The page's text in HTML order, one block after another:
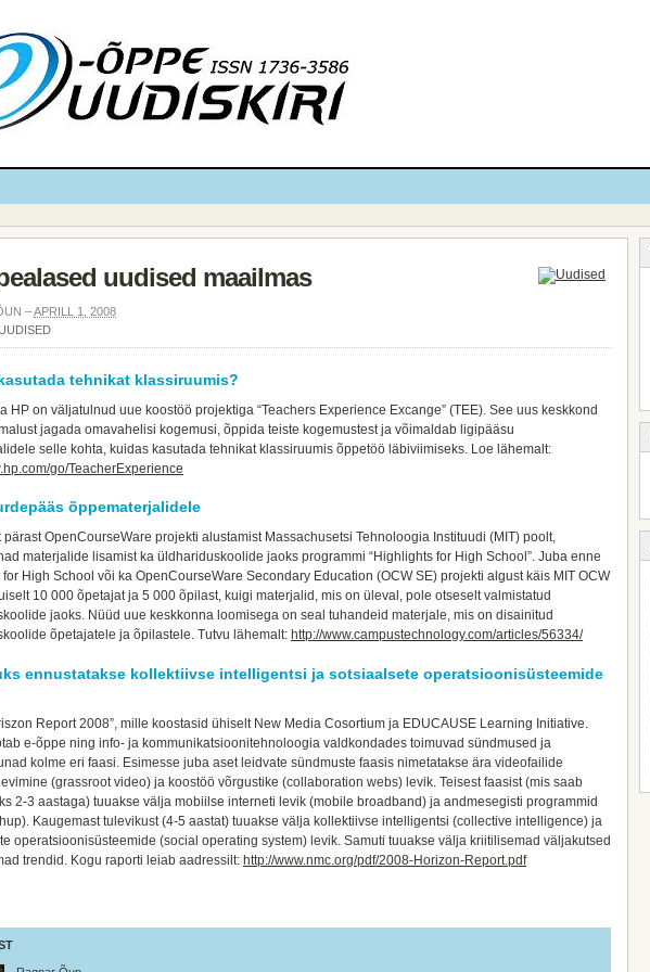
uudised maailmas
–APRILL 1, 2008
tehnikat klassiruumis?
HP on väljatulnud uue koostöö projektiga “Teachers Experience Excange” (TEE). See uus keskkond
jagada omavahelisi kogemusi, õppida teiste kogemustest ja võimaldab ligipääsu
selle kohta, kuidas kasutada tehnikat klassiruumis õppetöö läbiviimiseks. Loe lähemalt:
go/TeacherExperience
õppematerjalidele
pärast OpenCourseWare projekti alustamist Massachusetsi Tehnoloogia Instituudi (MIT) poolt,
materjalide lisamist ka üldhariduskoolide jaoks programmi “Highlights for High School”. Juba enne
for High School või ka OpenCourseWare Secondary Education (OCW SE) projekti algust käis MIT OCW
10 000 õpetajat ja 5 000 õpilast, kuigi materjalid, mis on üleval, pole otseselt valmistatud
jaoks. Nüüd uue keskkonna loomisega on seal tuhandeid materjale, mis on disainitud
õpetajatele ja õpilastele. Tutvu lähemalt: http://www.campustechnology.com/articles/56334/
ennustatakse kollektiivse intelligentsi ja sotsiaalsete operatsioonisüsteemide
Report 2008”, mille koostasid ühiselt New Media Cosortium ja EDUCAUSE Learning Initiative.
e-õppe ning info- ja kommunikatsioonitehnoloogia valdkondades toimuvad sündmused ja
kolme eri faasi. Esimesse juba aset leidvate sündmuste faasis nimetatakse ära videofailide
(grassroot video) ja koostöö võrgustike (collaboration webs) levik. Teisest faasist (mis saab
2-3 aastaga) tuuakse välja mobiilse interneti levik (mobile broadband) ja andmesegisti programmid
Kaugemast tulevikust (4-5 aastat) tuuakse välja kollektiivse intelligentsi (collective intelligence) ja
operatsioonisüsteemide (social operating system) levik. Samuti tuuakse välja kriitilisemad väljakutsed
trendid. Kogu raporti leiab aadressilt: http://www.nmc.org/pdf/2008-Horizon-Report.pdf